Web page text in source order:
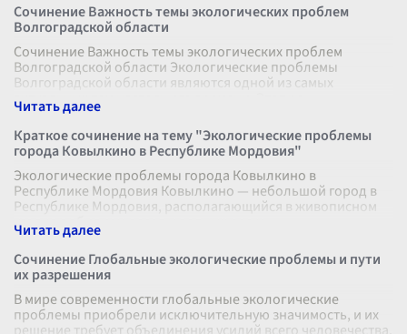
Сочинение Важность темы экологических проблем
Волгоградской области
Сочинение Важность темы экологических проблем
Волгоградской области Экологические проблемы
Волгоградской области являются одной из самых
актуальных тем настоящего времени. Этот ре
Краткое сочинение на тему "Экологические проблемы
города Ковылкино в Республике Мордовия"
Экологические проблемы города Ковылкино в
Республике Мордовия Ковылкино — небольшой город в
Республике Мордовия, располагающийся в живописном
уголке с обилием лесов и водных ресур
Сочинение Глобальные экологические проблемы и пути
их разрешения
В мире современности глобальные экологические
проблемы приобрели исключительную значимость, и их